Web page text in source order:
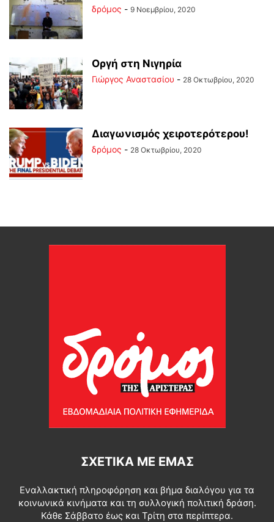
δρόμος - 9 Νοεμβρίου, 2020
Οργή στη Νιγηρία
Γιώργος Αναστασίου - 28 Οκτωβρίου, 2020
Διαγωνισμός χειροτερότερου!
δρόμος - 28 Οκτωβρίου, 2020
ΣΧΕΤΙΚΆ ΜΕ ΕΜΆΣ
Εναλλακτική πληροφόρηση και βήμα διαλόγου για τα
κοινωνικά κινήματα και τη συλλογική πολιτική δράση.
Κάθε Σάββατο έως και Τρίτη στα περίπτερα.